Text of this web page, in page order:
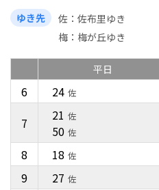
ゆき先 佐
佐布里ゆき
梅
梅が丘ゆき
平日
6
7
8
9
24 佐
21 佐
50 佐
18 佐
27 佐